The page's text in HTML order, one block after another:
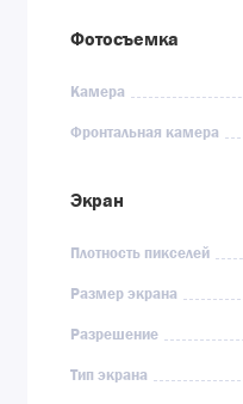
Фотосъемка
Камера
Фронтальная камера
Экран
Плотность пикселей
Размер экрана
Разрешение
Тип экрана